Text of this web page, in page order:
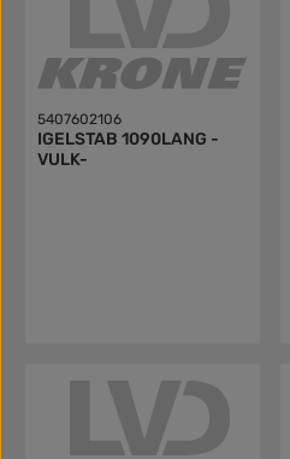
5407602106
IGELSTAB 1090LANG -
VULK-